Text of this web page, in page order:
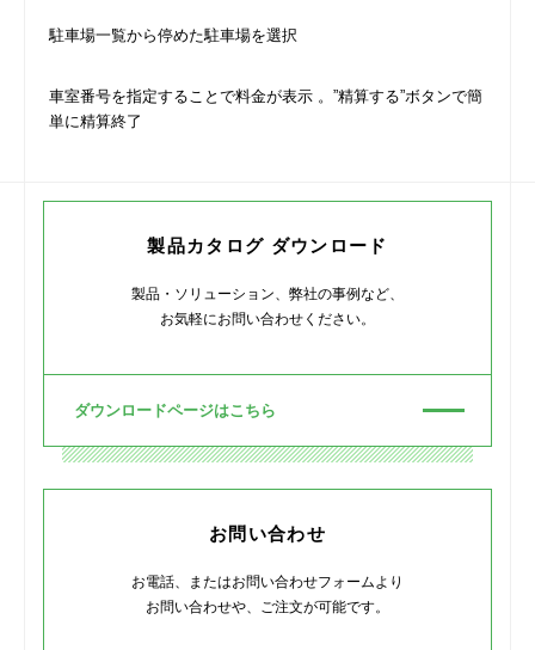
駐車場一覧から停めた駐車場を選択
車室番号を指定することで料金が表示 。”精算する”ボタンで簡
単に精算終了
製品カタログ ダウンロード
製品・ソリューション、弊社の事例など、
お気軽にお問い合わせください。
ダウンロードページはこちら
お問い合わせ
お電話、またはお問い合わせフォームより
お問い合わせや、ご注文が可能です。